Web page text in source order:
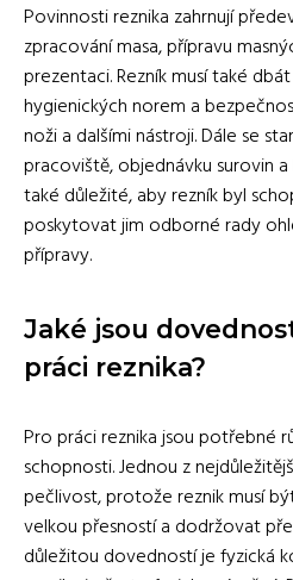
Povinnosti reznika zahrnují
zpracování masa, přípravu
prezentaci. Rezník musí také
hygienických norem a
noži a dalšími nástroji. Dále se
pracoviště, objednávku surovin
také důležité, aby rezník byl
poskytovat jim odborné rady
přípravy.
Jaké jsou
práci reznika?
Pro práci reznika jsou potřebné
schopnosti. Jednou z
pečlivost, protože reznik musí
velkou přesností a dodržovat
důležitou dovedností je fyzická